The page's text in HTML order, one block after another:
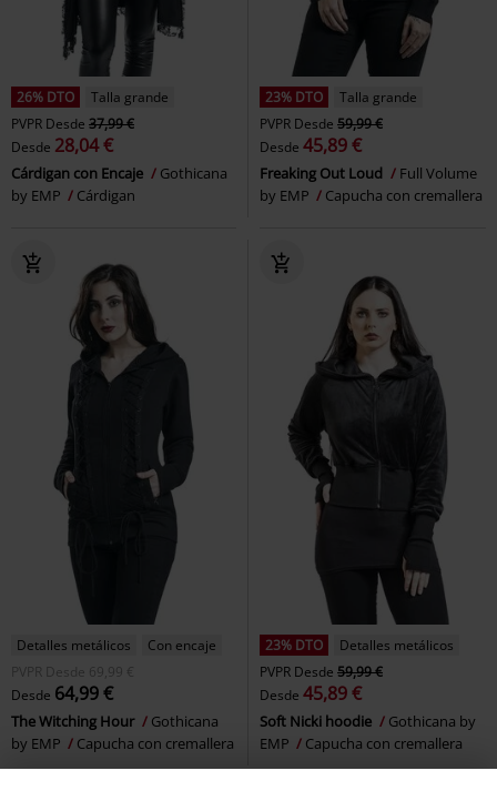
26% DTO
Talla grande
PVPR Desde 37,99 €
Desde 28,04 €
Cárdigan con Encaje
Gothicana
by EMP
Cárdigan
23% DTO
Talla grande
PVPR Desde 59,99 €
Desde 45,89 €
Freaking Out Loud
Full Volume
by EMP
Capucha con cremallera
Detalles metálicos
Con encaje
PVPR
Desde 69,99 €
Desde 64,99 €
The Witching Hour
Gothicana
by EMP
Capucha con cremallera
23% DTO
Detalles metálicos
PVPR Desde 59,99 €
Desde 45,89 €
Soft Nicki hoodie
Gothicana by
EMP
Capucha con cremallera